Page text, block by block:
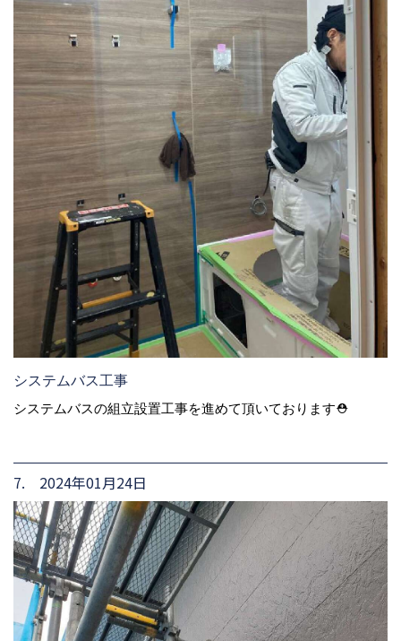
システムバス工事
システムバスの組立設置工事を進めて頂いております⛑
7. 2024年01月24日